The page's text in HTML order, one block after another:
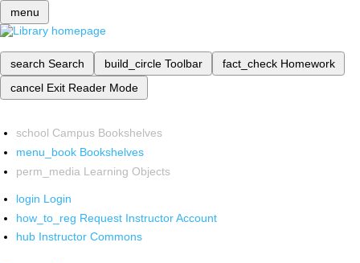
menu
search Search build_circle Toolbar fact_check Homework
cancel Exit Reader Mode
school Campus Bookshelves
menu_book Bookshelves
perm_media Learning Objects
login Login
how_to_reg Request Instructor Account
hub Instructor Commons